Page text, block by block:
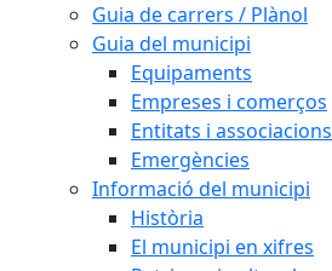
Guia de carrers / Plànol
Guia del municipi
Equipaments
Empreses i comerços
Entitats i associacions
Emergències
Informació del municipi
Història
El municipi en xifres